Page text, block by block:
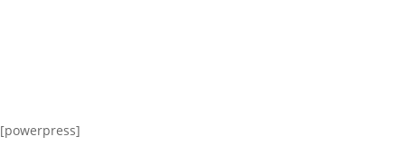
[powerpress]